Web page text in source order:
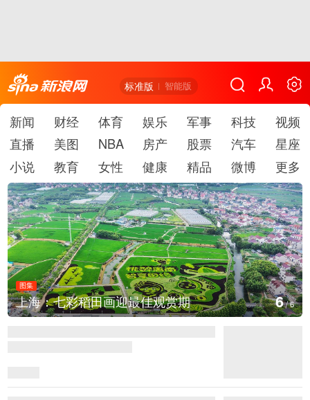
标准版 智能版
新闻 财经 体育 娱乐 军事 科技
视频
直播
美图 NBA 房产 股票 汽车
星座
小说
教育 女性 健康 精品 微博 更多
图集
上海：七彩稻田画迎最佳观赏期 6/6